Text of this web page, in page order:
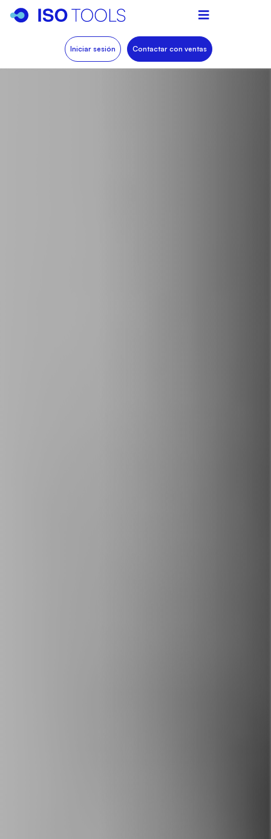
Iniciar sesión Contactar con ventas